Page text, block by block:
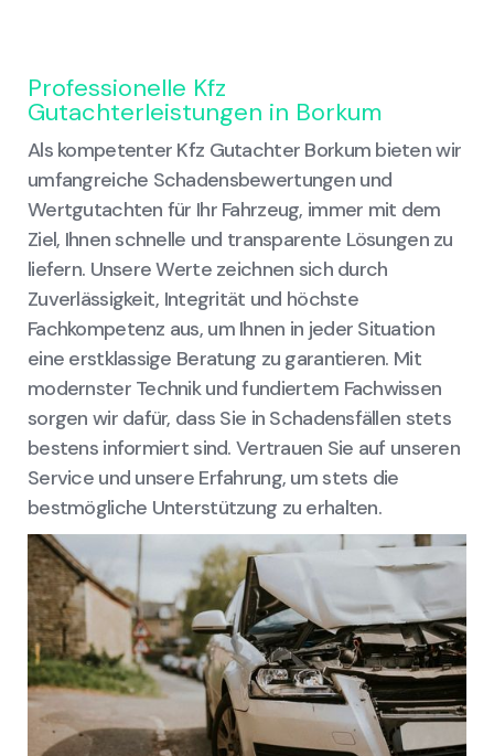
Professionelle Kfz
Gutachterleistungen in Borkum
Als kompetenter Kfz Gutachter Borkum bieten wir
umfangreiche Schadensbewertungen und
Wertgutachten für Ihr Fahrzeug, immer mit dem
Ziel, Ihnen schnelle und transparente Lösungen zu
liefern. Unsere Werte zeichnen sich durch
Zuverlässigkeit, Integrität und höchste
Fachkompetenz aus, um Ihnen in jeder Situation
eine erstklassige Beratung zu garantieren. Mit
modernster Technik und fundiertem Fachwissen
sorgen wir dafür, dass Sie in Schadensfällen stets
bestens informiert sind. Vertrauen Sie auf unseren
Service und unsere Erfahrung, um stets die
bestmögliche Unterstützung zu erhalten.